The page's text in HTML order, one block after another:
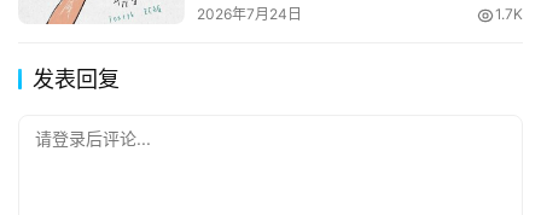
2026年7月24日 1.7K
发表回复
请登录后评论...